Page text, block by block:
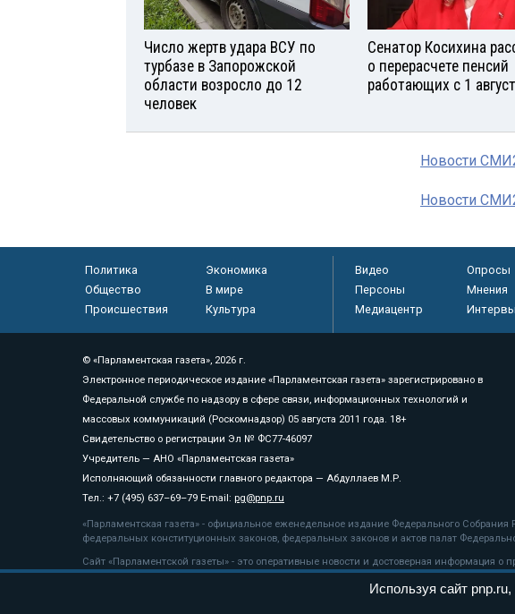
Число жертв удара ВСУ по
турбазе в Запорожской
области возросло до 12
человек
Сенатор Косихина
о перерасчете пенсий
работающих с 1
Новости
Новости
Политика
Экономика
Общество
В мире
Происшествия
Культура
Видео Опросы
Персоны
Мнения
Медиацентр
© «Парламентская газета», 2026 г.
Электронное периодическое издание «Парламентская газета» зарегистрировано в
Федеральной службе по надзору в сфере связи, информационных технологий и
массовых коммуникаций (Роскомнадзор) 05 августа 2011 года. 18+
Свидетельство о регистрации Эл № ФС77-46097
Учредитель — АНО «Парламентская газета»
Исполняющий обязанности главного редактора — Абдуллаев М.Р.
Тел.: +7 (495) 637–69–79 E-mail: pg@pnp.ru
«Парламентская газета» - официальное еженедельное издание Федерального
федеральных конституционных законов, федеральных законов и актов палат
Сайт «Парламентской газеты» - это оперативные новости и достоверная информация
«Парламентской газеты» активная ссылка на pnp.ru обязательна.
рекомендательные технологии
Используя сайт